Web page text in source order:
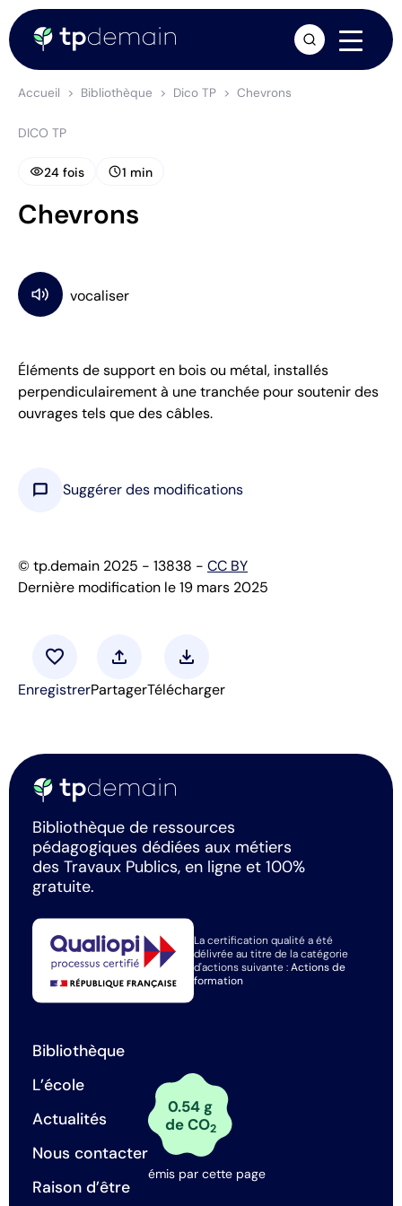
Accueil Bibliothèque Dico TP Chevrons
DICO TP
visibility24 fois schedule1 min
Chevrons
Éléments de support en bois ou métal, installés
perpendiculairement à une tranchée pour soutenir des
ouvrages tels que des câbles.
chat_bubble Suggérer des modifications
© tp.demain 2025 - 13838 - CC BY
Dernière modification le 19 mars 2025
favorite
Enregistrer
upload
Partager
download
Télécharger
Bibliothèque de ressources
pédagogiques dédiées aux métiers
des Travaux Publics, en ligne et 100%
gratuite.
La certification qualité a été
délivrée au titre de la catégorie
d'actions suivante :Actions de
formation
Bibliothèque
L’école
Actualités
Nous contacter
Raison d’être
0.54 g
de CO2
émis par cette page
arrow_forward